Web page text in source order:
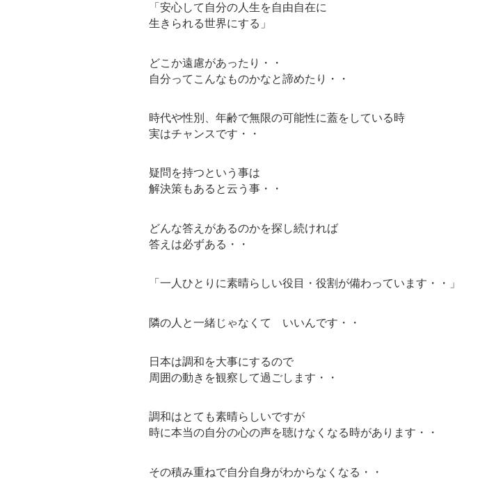
「安心して自分の人生を自由自在に
生きられる世界にする」
どこか遠慮があったり・・
自分ってこんなものかなと諦めたり・・
時代や性別、年齢で無限の可能性に蓋をしている時
実はチャンスです・・
疑問を持つという事は
解決策もあると云う事・・
どんな答えがあるのかを探し続ければ
答えは必ずある・・
「一人ひとりに素晴らしい役目・役割が備わっています・・」
隣の人と一緒じゃなくて いいんです・・
日本は調和を大事にするので
周囲の動きを観察して過ごします・・
調和はとても素晴らしいですが
時に本当の自分の心の声を聴けなくなる時があります・・
その積み重ねで自分自身がわからなくなる・・